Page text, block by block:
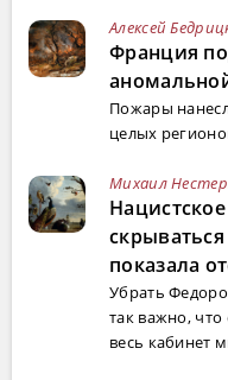
Алексей
Франция
Пожары
целых
Михаил
показала
Убрать
так важно, что
весь кабинет